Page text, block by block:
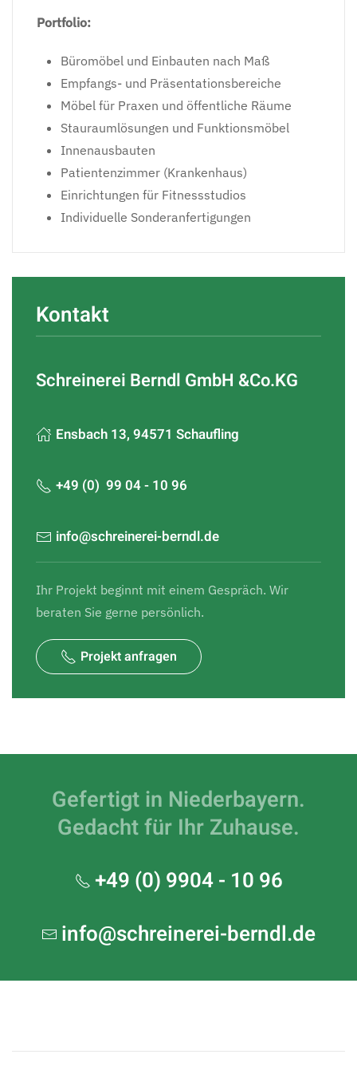
Portfolio:
Büromöbel und Einbauten nach Maß
Empfangs- und Präsentationsbereiche
Möbel für Praxen und öffentliche Räume
Stauraumlösungen und Funktionsmöbel
Innenausbauten
Patientenzimmer (Krankenhaus)
Einrichtungen für Fitnessstudios
Individuelle Sonderanfertigungen
Kontakt
Schreinerei Berndl GmbH &Co.KG
Ensbach 13, 94571 Schaufling
+49 (0) 99 04 - 10 96
info@schreinerei-berndl.de
Ihr Projekt beginnt mit einem Gespräch. Wir
beraten Sie gerne persönlich.
Projekt anfragen
Gefertigt in Niederbayern.
Gedacht für Ihr Zuhause.
+49 (0) 9904 - 10 96
info@schreinerei-berndl.de